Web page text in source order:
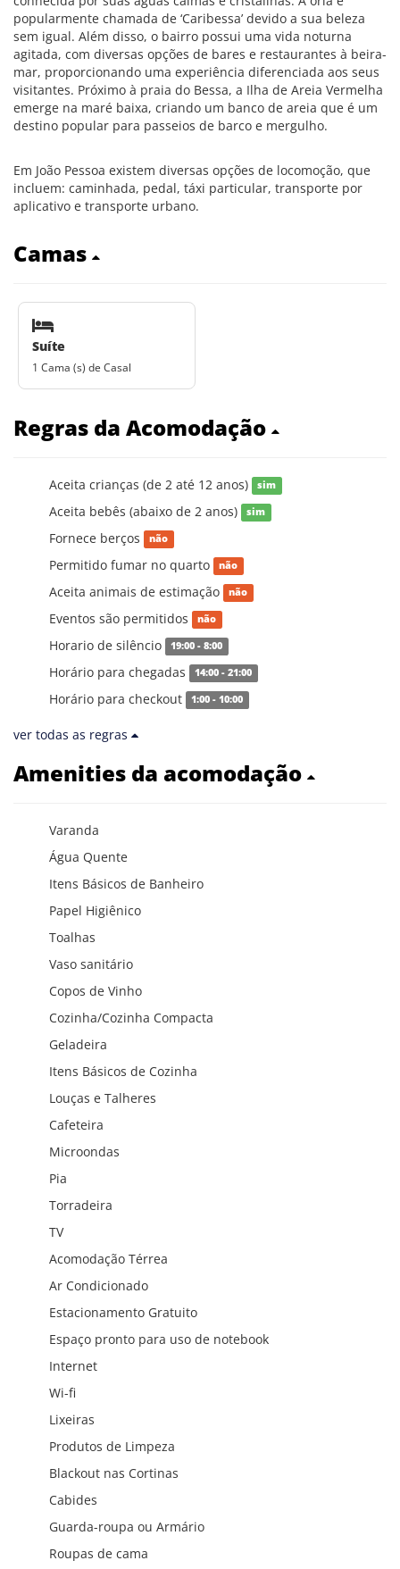
popularmente chamada de ‘Caribessa’ devido a sua beleza
sem igual. Além disso, o bairro possui uma vida noturna
agitada, com diversas opções de bares e restaurantes à beira-
mar, proporcionando uma experiência diferenciada aos seus
visitantes. Próximo à praia do Bessa, a Ilha de Areia Vermelha
emerge na maré baixa, criando um banco de areia que é um
destino popular para passeios de barco e mergulho.
Em João Pessoa existem diversas opções de locomoção, que
incluem: caminhada, pedal, táxi particular, transporte por
aplicativo e transporte urbano.
Camas
Suíte
1 Cama (s) de Casal
Regras da Acomodação
Aceita crianças (de 2 até 12 anos) sim
Aceita bebês (abaixo de 2 anos) sim
Fornece berços não
Permitido fumar no quarto não
Aceita animais de estimação não
Eventos são permitidos não
Horario de silêncio 19:00 - 8:00
Horário para chegadas 14:00 - 21:00
Horário para checkout 1:00 - 10:00
ver todas as regras
Amenities da acomodação
Varanda
Água Quente
Itens Básicos de Banheiro
Papel Higiênico
Toalhas
Vaso sanitário
Copos de Vinho
Cozinha/Cozinha Compacta
Geladeira
Itens Básicos de Cozinha
Louças e Talheres
Cafeteira
Microondas
Pia
Torradeira
TV
Acomodação Térrea
Ar Condicionado
Estacionamento Gratuito
Espaço pronto para uso de notebook
Internet
Wi-fi
Lixeiras
Produtos de Limpeza
Blackout nas Cortinas
Cabides
Guarda-roupa ou Armário
Roupas de cama